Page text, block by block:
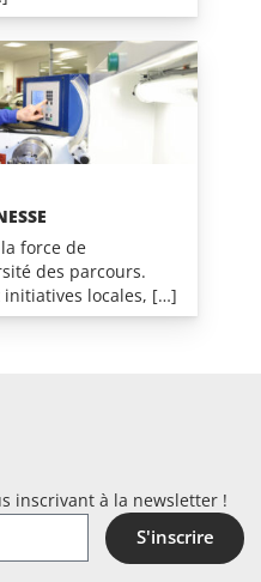
force de
des parcours.
locales, […]
inscrivant à la newsletter !
S'inscrire